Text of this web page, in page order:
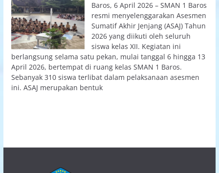
Baros, 6 April 2026 – SMAN 1 Baros
resmi menyelenggarakan Asesmen
Sumatif Akhir Jenjang (ASAJ) Tahun
2026 yang diikuti oleh seluruh
siswa kelas XII. Kegiatan ini
berlangsung selama satu pekan, mulai tanggal 6 hingga 13
April 2026, bertempat di ruang kelas SMAN 1 Baros.
Sebanyak 310 siswa terlibat dalam pelaksanaan asesmen
ini. ASAJ merupakan bentuk